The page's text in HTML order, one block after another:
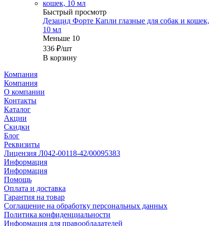
Быстрый просмотр
Дезацид Форте Капли глазные для собак и кошек,
10 мл
Меньше 10
336 ₽/шт
В корзину
Компания
Компания
О компании
Контакты
Каталог
Акции
Скидки
Блог
Реквизиты
Лицензия Л042-00118-42/00095383
Информация
Информация
Помощь
Оплата и доставка
Гарантия на товар
Соглашение на обработку персональных данных
Политика конфиденциальности
Информация для правообладателей